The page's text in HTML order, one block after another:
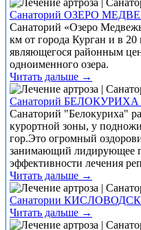
Санаторий ОЗЕРО
Санаторий «Озеро
км от города Курган и в 20
являющегося районным
одноименного озера.
Читать дальше →
Санаторий БЕЛОКУРИХА
Санаторий "Белокуриха"
курортной зоны, у
гор.Это огромный
занимающий лидирующее
эффективности лечения
Читать дальше →
Санатории
Читать дальше →